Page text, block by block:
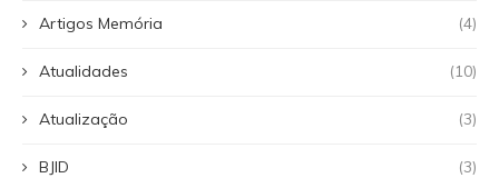
Artigos Memória (4)
Atualidades (10)
Atualização (3)
BJID (3)